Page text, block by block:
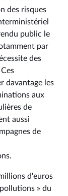
des risques
public le
par
des
davantage les
aux
de
aussi
de
d'euros
» du